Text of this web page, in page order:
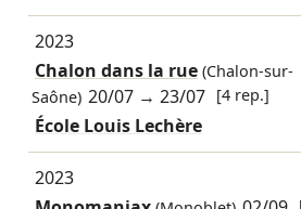
2023
Chalon dans la rue(Chalon-sur-
Saône) 20/07 →23/07 [4 rep.]
École Louis Lechère
2023